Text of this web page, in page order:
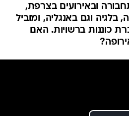
ובאירועים בצרפת,
בלגיה וגם באנגליה, ומוביל
כוננות ברשויות. האם